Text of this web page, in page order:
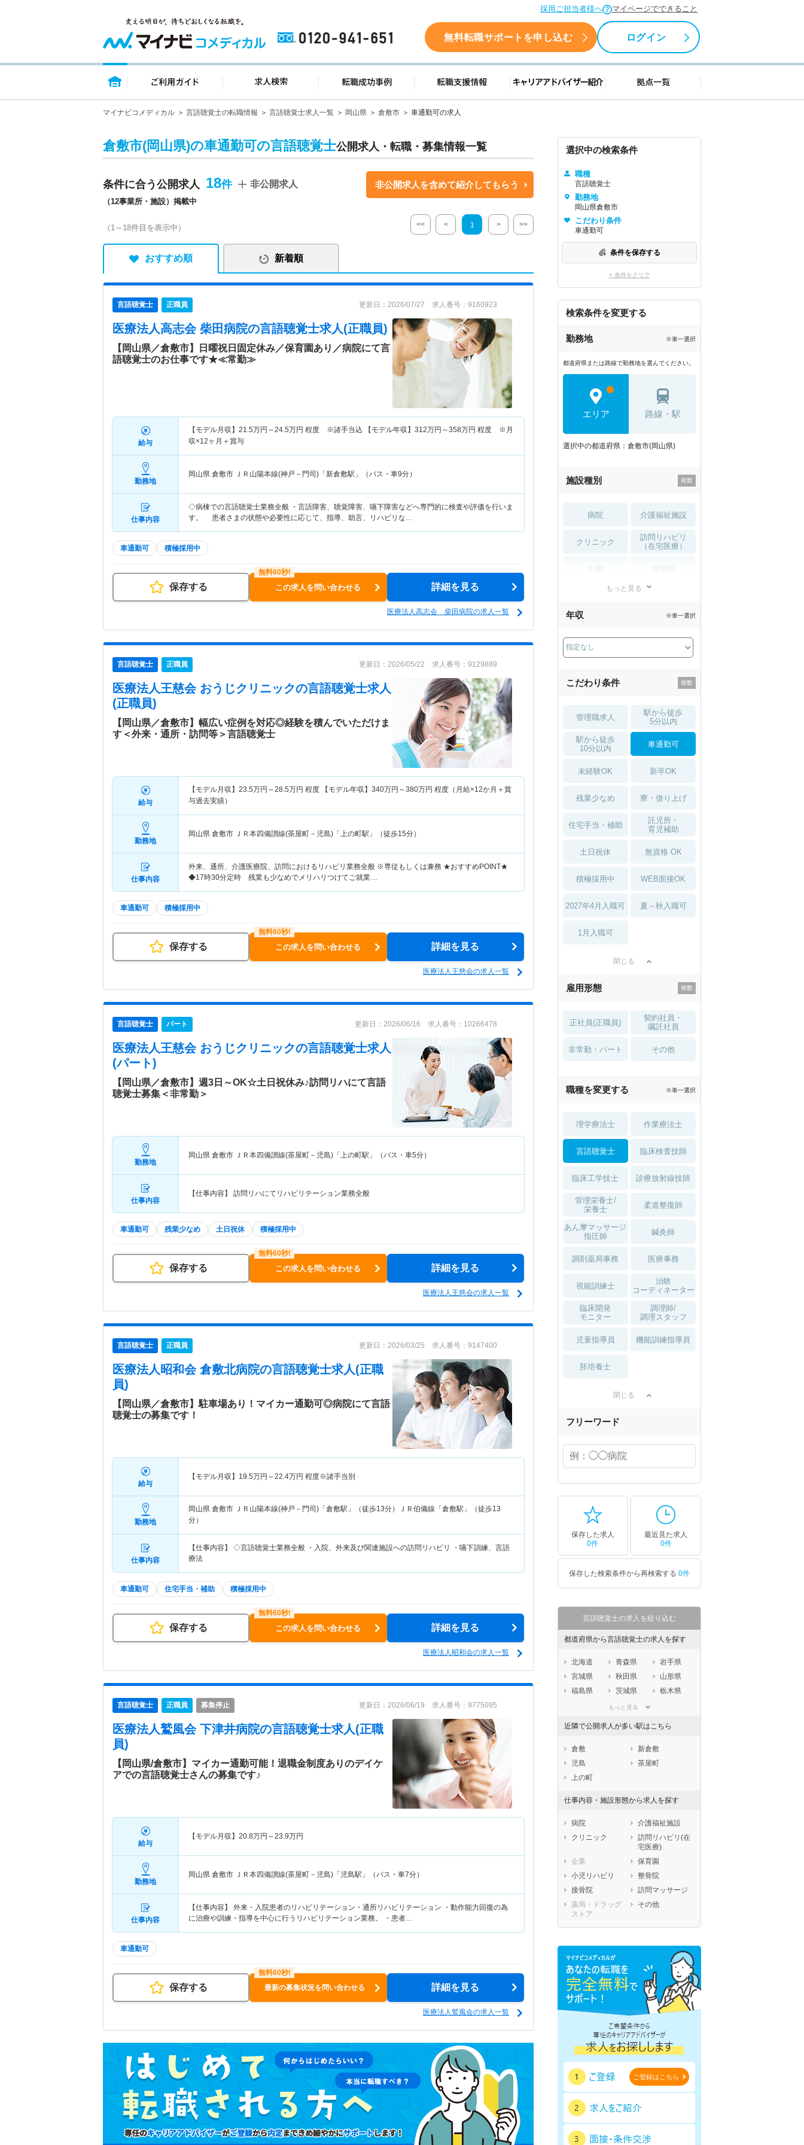
採用ご担当者様へ マイページでできること
0120-941-651 無料転職サポートを申し込む ログイン
トップページ ご利用ガイド 求人検索 転職成功事例 転職支援情報 キャリアアドバイザー紹介 拠点一覧
マイナビコメディカル 言語聴覚士の転職情報 言語聴覚士求人一覧 岡山県 倉敷市 車通勤可の求人
倉敷市(岡山県)の車通勤可の言語聴覚士公開求人・転職・募集情報一覧
条件に合う公開求人 18
（12事業所・施設）掲載中
非公開求人 非公開求人を含めて紹介してもらう
（1～18件目を表示中） << < 1 > >>
おすすめ順 新着順
言語聴覚士 正職員 更新日：2026/07/27 求人番号：9160923
医療法人高志会 柴田病院の言語聴覚士求人(正職員)
【岡山県／倉敷市】日曜祝日固定休み／保育園あり／病院にて言
語聴覚士のお仕事です★≪常勤≫
給与
【モデル月収】 21.5万円～24.5万円 程度 ※諸手当込 【モデル年収】 312万円～358万円 程度 ※月
収×12ヶ月＋賞与
勤務地
岡山県 倉敷市 ＪＲ山陽本線(神戸－門司)「新倉敷駅」（バス・車9分）
仕事内容
◇病棟での言語聴覚士業務全般 ・言語障害、聴覚障害、嚥下障害などへ専門的に検査や評価を行いま
す。 患者さまの状態や必要性に応じて、指導、助言、リハビリな…
車通勤可 積極採用中
保存する この求人を問い合わせる 詳細を見る
医療法人高志会 柴田病院の求人一覧
言語聴覚士 正職員 更新日：2026/05/22 求人番号：9129889
医療法人王慈会 おうじクリニックの言語聴覚士求人
(正職員)
【岡山県／倉敷市】幅広い症例を対応◎経験を積んでいただけま
す＜外来・通所・訪問等＞言語聴覚士
給与
【モデル月収】 23.5万円～28.5万円 程度 【モデル年収】 340万円～380万円 程度（月給×12か月＋賞
与過去実績）
勤務地
岡山県 倉敷市 ＪＲ本四備讃線(茶屋町－児島)「上の町駅」（徒歩15分）
仕事内容
外来、通所、介護医療院、訪問におけるリハビリ業務全般 ※専従もしくは兼務 ★おすすめPOINT★
◆17時30分定時 残業も少なめでメリハリつけてご就業…
車通勤可 積極採用中
保存する この求人を問い合わせる 詳細を見る
医療法人王慈会の求人一覧
言語聴覚士 パート 更新日：2026/06/16 求人番号：10266478
医療法人王慈会 おうじクリニックの言語聴覚士求人
(パート)
【岡山県／倉敷市】週3日～OK☆土日祝休み♪訪問リハにて言語
聴覚士募集＜非常勤＞
勤務地
岡山県 倉敷市 ＪＲ本四備讃線(茶屋町－児島)「上の町駅」（バス・車5分）
仕事内容
【仕事内容】 訪問リハにてリハビリテーション業務全般
車通勤可 残業少なめ 土日祝休 積極採用中
保存する この求人を問い合わせる 詳細を見る
医療法人王慈会の求人一覧
言語聴覚士 正職員 更新日：2026/03/25 求人番号：9147400
医療法人昭和会 倉敷北病院の言語聴覚士求人(正職
員)
【岡山県／倉敷市】駐車場あり！マイカー通勤可◎病院にて言語
聴覚士の募集です！
給与
【モデル月収】 19.5万円～22.4万円 程度※諸手当別
勤務地
岡山県 倉敷市 ＪＲ山陽本線(神戸－門司)「倉敷駅」（徒歩13分）ＪＲ伯備線「倉敷駅」（徒歩13
分）
仕事内容
【仕事内容】 ◇言語聴覚士業務全般 ・入院、外来及び関連施設への訪問リハビリ ・嚥下訓練、言語
療法
車通勤可 住宅手当・補助 積極採用中
保存する この求人を問い合わせる 詳細を見る
医療法人昭和会の求人一覧
言語聴覚士 正職員 募集停止 更新日：2026/06/19 求人番号：9775095
医療法人鷲風会 下津井病院の言語聴覚士求人(正職
員)
【岡山県/倉敷市】マイカー通勤可能！退職金制度ありのデイケ
アでの言語聴覚士さんの募集です♪
給与
【モデル月収】 20.8万円～23.9万円
勤務地
岡山県 倉敷市 ＪＲ本四備讃線(茶屋町－児島)「児島駅」（バス・車7分）
仕事内容
【仕事内容】 外来・入院患者のリハビリテーション・通所リハビリテーション ・動作能力回復の為
に治療や訓練・指導を中心に行うリハビリテーション業務。 ・患者…
車通勤可
保存する 最新の募集状況を問い合わせる 詳細を見る
医療法人鷲風会の求人一覧
選択中の検索条件
職種
言語聴覚士
勤務地
岡山県倉敷市
こだわり条件
車通勤可
条件を保存する
× 条件をクリア
検索条件を変更する
勤務地 ※単一選択
都道府県または路線で勤務地を選んでください。
エリア 路線・駅
選択中の都道府県：倉敷市(岡山県)
施設種別
病院 介護福祉施設
クリニック
訪問リハビリ
（在宅医療）
薬局・
もっと見る
年収 ※単一選択
こだわり条件
管理職求人
駅から徒歩
5分以内
駅から徒歩
10分以内
車通勤可
未経験OK 新卒OK
残業少なめ 寮・借り上げ
住宅手当・補助
託児所・
育児補助
土日祝休 無資格 OK
積極採用中 WEB面接OK
2027年4月入職可 夏～秋入職可
1月入職可
閉じる
雇用形態
正社員(正職員)
契約社員・
嘱託社員
非常勤・パート その他
職種を変更する ※単一選択
理学療法士 作業療法士
言語聴覚士 臨床検査技師
臨床工学技士 診療放射線技師
管理栄養士/
栄養士
柔道整復師
あん摩マッサージ
指圧師
鍼灸師
調剤薬局事務 医療事務
視能訓練士
治験
コーディネーター
臨床開発
モニター
調理師/
調理スタッフ
児童指導員 機能訓練指導員
胚培養士
閉じる
フリーワード
保存した求人
0件
最近見た求人
0件
保存した検索条件から再検索する 0件
言語聴覚士の求人を絞り込む
都道府県から言語聴覚士の求人を探す
北海道 青森県
岩手県
宮城県
秋田県
山形県
福島県
茨城県
栃木県
埼玉県
石川県
福井県
静岡県
愛知県
滋賀県
鳥取県
島根県
岡山県
広島県
山口県
徳島県
香川県
愛媛県
高知県
長崎県
熊本県
大分県
鹿児島県
沖縄県
もっと見る
近隣で公開求人が多い駅はこちら
倉敷
新倉敷
児島
茶屋町
上の町
仕事内容・施設形態から求人を探す
病院
介護福祉施設
クリニック
訪問リハビリ(在
宅医療)
企業
保育園
小児リハビリ
整骨院
接骨院
訪問マッサージ
薬局・ドラッグ
ストア
その他
ご登録はこちら